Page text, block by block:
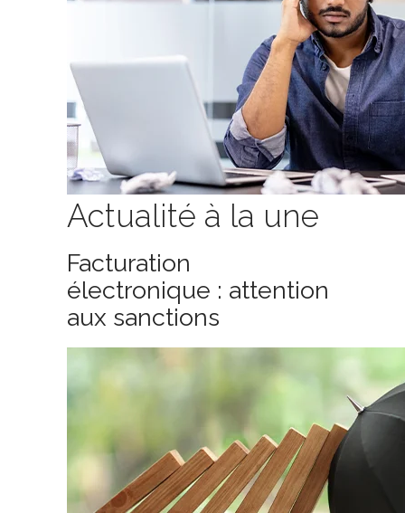
Actualité à la une
Facturation
électronique : attention
aux sanctions